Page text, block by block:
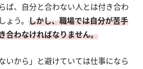
ば、自分と合わない人とは付き合わ
ょう。 しかし、職場では自分が苦手
合わなければなりません。
いから」と避けていては仕事になら